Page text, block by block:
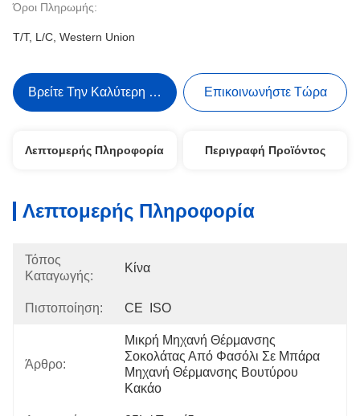
Όροι Πληρωμής:
T/T, L/C, Western Union
Βρείτε Την Καλύτερη Τιμή Επικοινωνήστε Τώρα
Λεπτομερής Πληροφορία Περιγραφή Προϊόντος
Λεπτομερής Πληροφορία
Τόπος
Καταγωγής:
Κίνα
Πιστοποίηση: CE  ISO
Άρθρο:
Μικρή Μηχανή Θέρμανσης
Σοκολάτας Από Φασόλι Σε Μπάρα
Μηχανή Θέρμανσης Βουτύρου
Κακάο